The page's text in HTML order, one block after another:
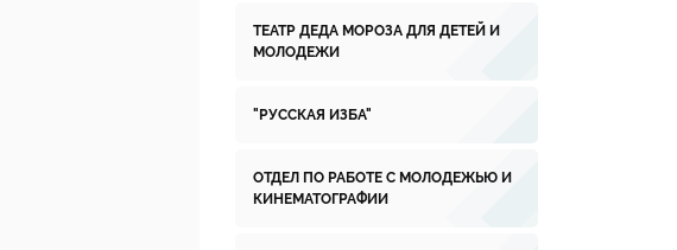
ТЕАТР ДЕДА МОРОЗА ДЛЯ ДЕТЕЙ И
МОЛОДЕЖИ
"РУССКАЯ ИЗБА"
ОТДЕЛ ПО РАБОТЕ С МОЛОДЕЖЬЮ И
КИНЕМАТОГРАФИИ